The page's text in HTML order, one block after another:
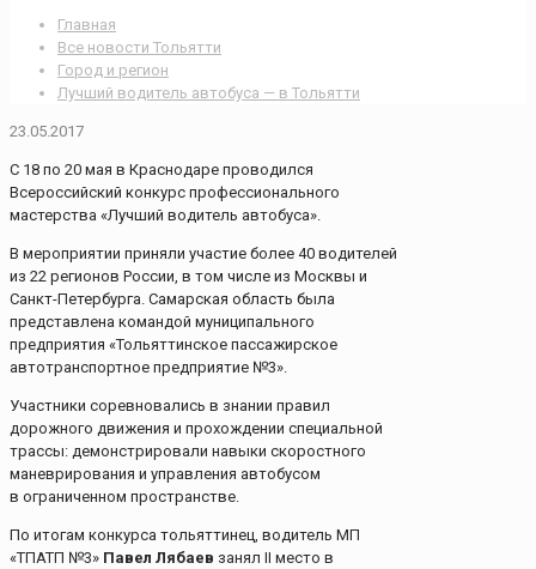
Главная
Все новости Тольятти
Город и регион
Лучший водитель автобуса — в Тольятти
23.05.2017
С 18 по 20 мая в Краснодаре проводился
Всероссийский конкурс профессионального
мастерства «Лучший водитель автобуса».
В мероприятии приняли участие более 40 водителей
из 22 регионов России, в том числе из Москвы и
Санкт-Петербурга. Самарская область была
представлена командой муниципального
предприятия «Тольяттинское пассажирское
автотранспортное предприятие №3».
Участники соревновались в знании правил
дорожного движения и прохождении специальной
трассы: демонстрировали навыки скоростного
маневрирования и управления автобусом
в ограниченном пространстве.
По итогам конкурса тольяттинец, водитель МП
«ТПАТП №3» Павел Лябаев занял II место в